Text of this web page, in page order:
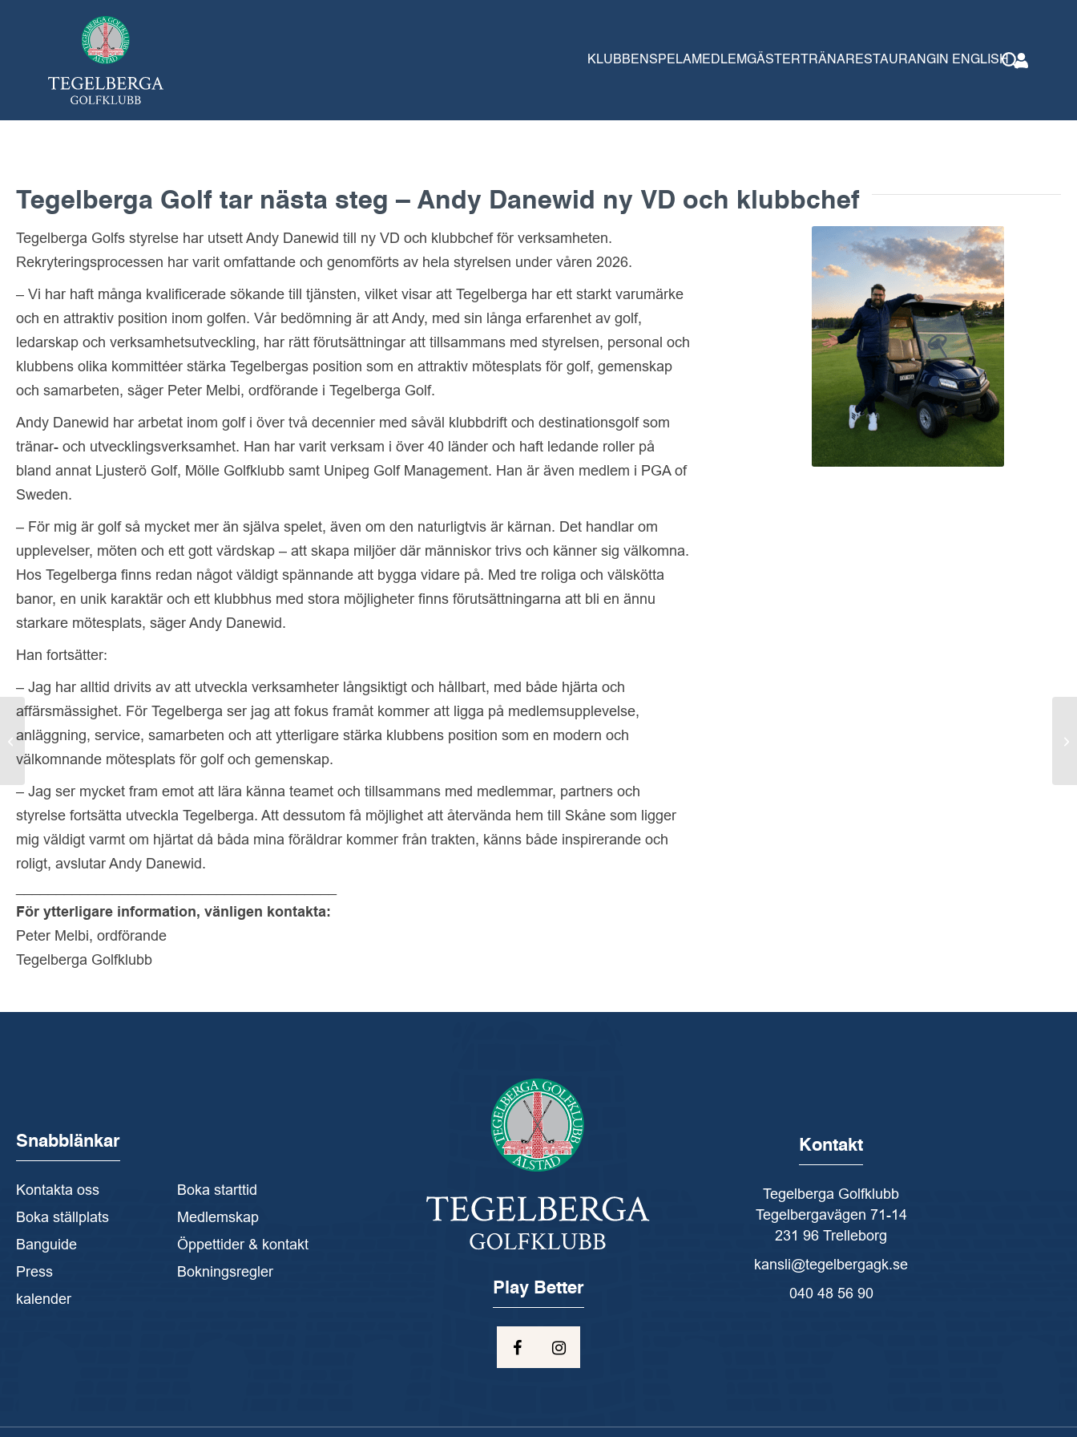
KLUBBENSPELAMEDLEMGÄSTERTRÄNARESTAURANG IN ENGLISH
Tegelberga Golf tar nästa steg – Andy Danewid ny VD och klubbchef
Tegelberga Golfs styrelse har utsett Andy Danewid till ny VD och klubbchef för verksamheten.
Rekryteringsprocessen har varit omfattande och genomförts av hela styrelsen under våren 2026.
– Vi har haft många kvalificerade sökande till tjänsten, vilket visar att Tegelberga har ett starkt varumärke
och en attraktiv position inom golfen. Vår bedömning är att Andy, med sin långa erfarenhet av golf,
ledarskap och verksamhetsutveckling, har rätt förutsättningar att tillsammans med styrelsen, personal och
klubbens olika kommittéer stärka Tegelbergas position som en attraktiv mötesplats för golf, gemenskap
och samarbeten, säger Peter Melbi, ordförande i Tegelberga Golf.
Andy Danewid har arbetat inom golf i över två decennier med såväl klubbdrift och destinationsgolf som
tränar- och utvecklingsverksamhet. Han har varit verksam i över 40 länder och haft ledande roller på
bland annat Ljusterö Golf, Mölle Golfklubb samt Unipeg Golf Management. Han är även medlem i PGA of
Sweden.
– För mig är golf så mycket mer än själva spelet, även om den naturligtvis är kärnan. Det handlar om
upplevelser, möten och ett gott värdskap – att skapa miljöer där människor trivs och känner sig välkomna.
Hos Tegelberga finns redan något väldigt spännande att bygga vidare på. Med tre roliga och välskötta
banor, en unik karaktär och ett klubbhus med stora möjligheter finns förutsättningarna att bli en ännu
starkare mötesplats, säger Andy Danewid.
Han fortsätter:
– Jag har alltid drivits av att utveckla verksamheter långsiktigt och hållbart, med både hjärta och
affärsmässighet. För Tegelberga ser jag att fokus framåt kommer att ligga på medlemsupplevelse,
anläggning, service, samarbeten och att ytterligare stärka klubbens position som en modern och
välkomnande mötesplats för golf och gemenskap.
– Jag ser mycket fram emot att lära känna teamet och tillsammans med medlemmar, partners och
styrelse fortsätta utveckla Tegelberga. Att dessutom få möjlighet att återvända hem till Skåne som ligger
mig väldigt varmt om hjärtat då båda mina föräldrar kommer från trakten, känns både inspirerande och
roligt, avslutar Andy Danewid.
För ytterligare information, vänligen kontakta:
Peter Melbi, ordförande
Tegelberga Golfklubb
Snabblänkar
Kontakta oss
Boka starttid
Boka ställplats
Medlemskap
Banguide
Öppettider & kontakt
Press
Bokningsregler
kalender
Play Better
Kontakt
Tegelberga Golfklubb
Tegelbergavägen 71-14
231 96 Trelleborg
kansli@tegelbergagk.se
040 48 56 90
Tävlingsveckan 20-24